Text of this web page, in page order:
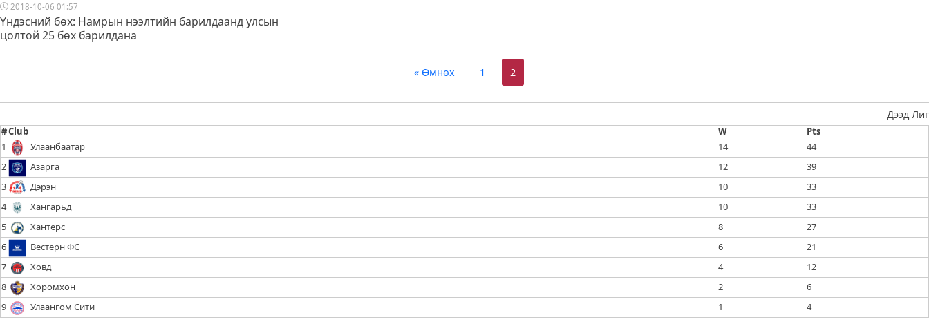
2018-10-06 01:57
Үндэсний бөх: Намрын нээлтийн барилдаанд улсын
цолтой 25 бөх барилдана
« Өмнөх 1 2
Дээд Лиг
#Club W
Pts
1
Улаанбаатар 14
44
2
Азарга 12
39
3
Дэрэн 10
33
4
Хангарьд 10
33
5
Хантерс 8
27
6
Вестерн ФС 6
21
7
Ховд 4
12
8
Хоромхон 2
6
9
Улаангом Сити 1 4